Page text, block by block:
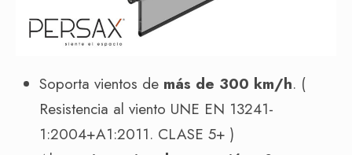
Soporta vientos de más de 300 km/h. (
Resistencia al viento UNE EN 13241-
1:2004+A1:2011. CLASE 5+ )